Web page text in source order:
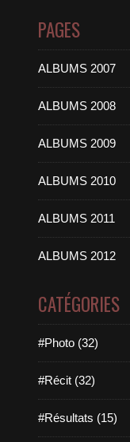
PAGES
ALBUMS 2007
ALBUMS 2008
ALBUMS 2009
ALBUMS 2010
ALBUMS 2011
ALBUMS 2012
CATÉGORIES
#Photo (32)
#Récit (32)
#Résultats (15)